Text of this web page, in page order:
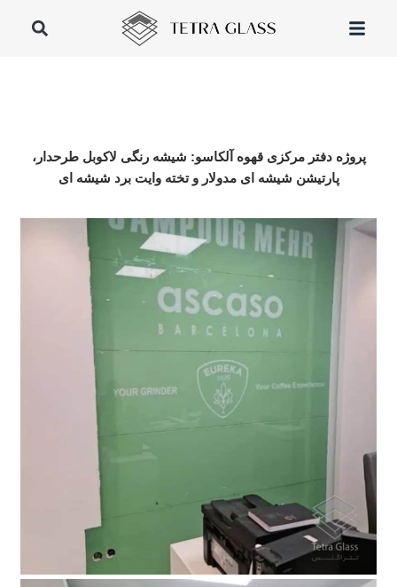
پروژه دفتر مرکزی قهوه آلکاسو: شیشه رنگی لاکوبل طرحدار،
پارتیشن شیشه ای مدولار و تخته وایت برد شیشه ای